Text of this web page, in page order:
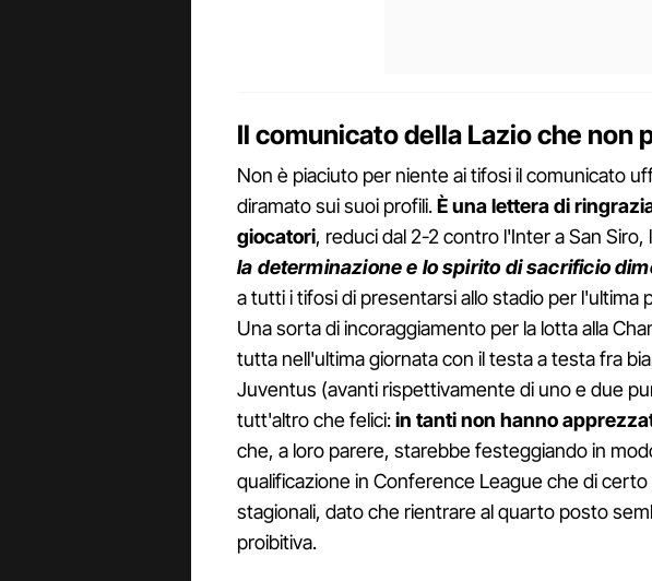
Il comunicato della Lazio che non
Non è piaciuto per niente ai tifosi il comunicato
diramato sui suoi profili.È una lettera di
giocatori, reduci dal 2-2 contro l'Inter a San Siro,
la determinazione e lo spirito di sacrificio
a tutti i tifosi di presentarsi allo stadio per l'ultima
Una sorta di incoraggiamento per la lotta alla
tutta nell'ultima giornata con il testa a testa fra
Juventus (avanti rispettivamente di uno e due
tutt'altro che felici:in tanti non hanno
che, a loro parere, starebbe festeggiando in
qualificazione in Conference League che di
stagionali, dato che rientrare al quarto posto
proibitiva.